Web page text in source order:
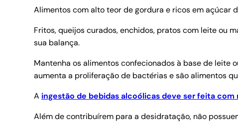
Alimentos com alto teor de gordura e ricos em açúcar
Fritos, queijos curados, enchidos, pratos com leite ou
sua balança.
Mantenha os alimentos confecionados à base de leite
aumenta a proliferação de bactérias e são alimentos
A ingestão de bebidas alcoólicas deve ser feita com
Além de contribuírem para a desidratação, não